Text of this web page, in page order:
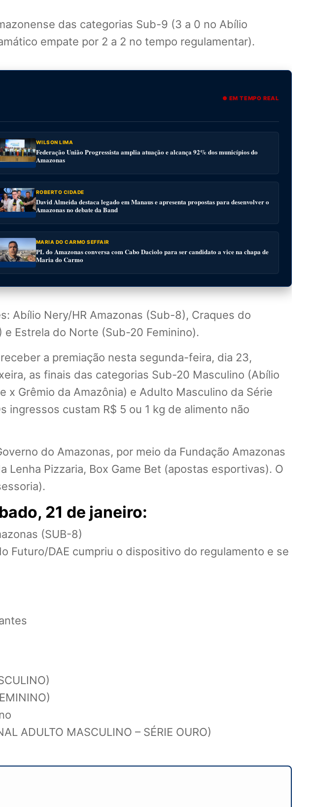
das categorias Sub-9 (3 a 0 no Abílio
empate por 2 a 2 no tempo regulamentar).
● EM TEMPO REAL
WILSON LIMA
Federação União Progressista amplia atuação e alcança 92% dos municípios do
Amazonas
ROBERTO CIDADE
David Almeida destaca legado em Manaus e apresenta propostas para desenvolver o
Amazonas no debate da Band
MARIA DO CARMO SEFFAIR
PL do Amazonas conversa com Cabo Daciolo para ser candidato a vice na chapa de
Maria do Carmo
Abílio Nery/HR Amazonas (Sub-8), Craques do
e Estrela do Norte (Sub-20 Feminino).
a premiação nesta segunda-feira, dia 23,
as finais das categorias Sub-20 Masculino (Abílio
x Grêmio da Amazônia) e Adulto Masculino da Série
ingressos custam R$ 5 ou 1 kg de alimento não
do Amazonas, por meio da Fundação Amazonas
Lenha Pizzaria, Box Game Bet (apostas esportivas). O
21 de janeiro:
(SUB-8)
Futuro/DAE cumpriu o dispositivo do regulamento e se
ADULTO MASCULINO – SÉRIE OURO)